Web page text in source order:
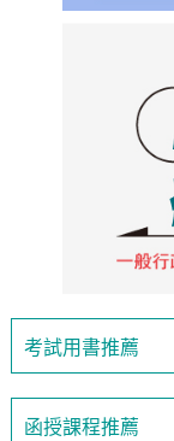
考試用書推薦
函授課程推薦